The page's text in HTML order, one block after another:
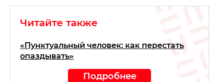
Читайте также
«Пунктуальный человек: как перестать
опаздывать»
Подробнее